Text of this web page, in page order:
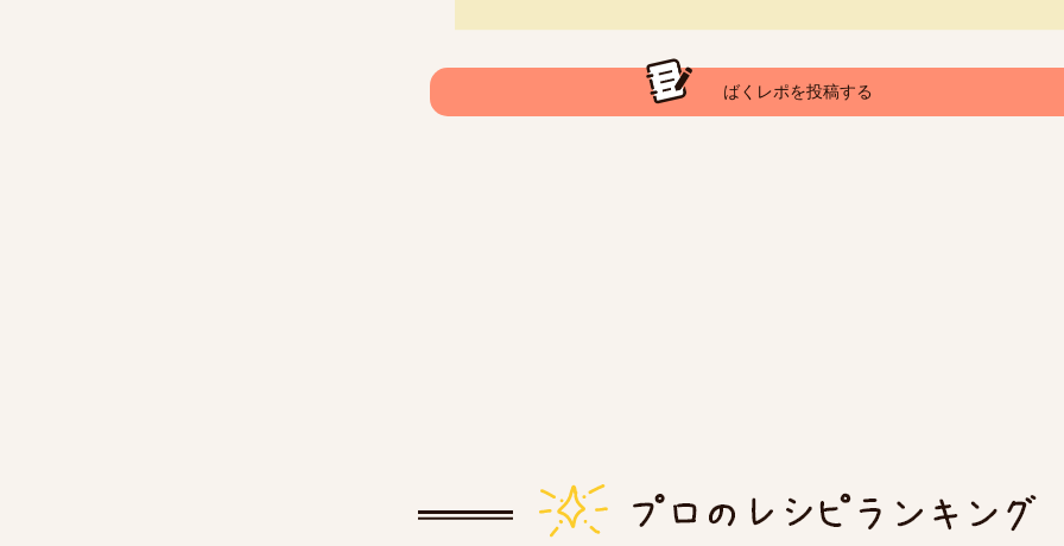
ばくレポを投稿する